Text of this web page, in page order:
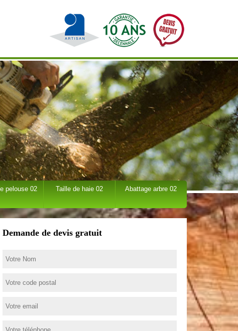
pelouse 02 Taille de haie 02 Abattage arbre 02
Demande de devis gratuit